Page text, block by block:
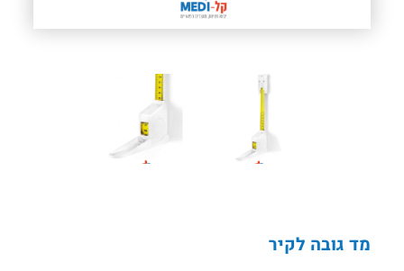
מד גובה לקיר